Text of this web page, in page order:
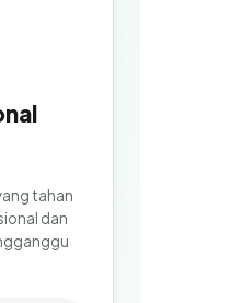
tahan
dan